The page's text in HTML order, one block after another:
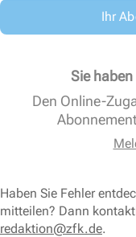
Ihr
Sie
Den Online-
Haben Sie Fehler
mitteilen? Dann
redaktion@zfk.de.